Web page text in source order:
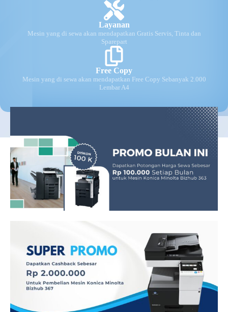
Layanan
Mesin yang di sewa akan mendapatkan Gratis Servis, Tinta dan
Sparepart
Free Copy
Mesin yang di sewa akan mendapatkan Free Copy Sebanyak 2.000
Lembar A4